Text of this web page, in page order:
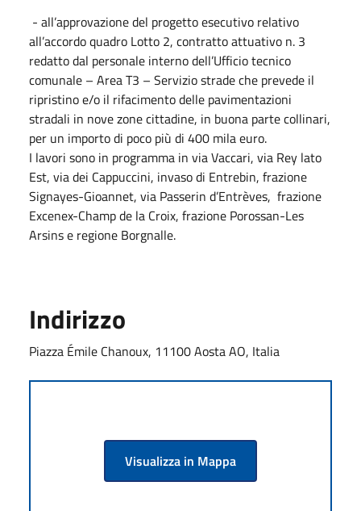
- all’approvazione del progetto esecutivo relativo
all’accordo quadro Lotto 2, contratto attuativo n. 3
redatto dal personale interno dell’Ufficio tecnico
comunale – Area T3 – Servizio strade che prevede il
ripristino e/o il rifacimento delle pavimentazioni
stradali in nove zone cittadine, in buona parte collinari,
per un importo di poco più di 400 mila euro.
I lavori sono in programma in via Vaccari, via Rey lato
Est, via dei Cappuccini, invaso di Entrebin, frazione
Signayes-Gioannet, via Passerin d’Entrèves, frazione
Excenex-Champ de la Croix, frazione Porossan-Les
Arsins e regione Borgnalle.
Indirizzo
Piazza Émile Chanoux, 11100 Aosta AO, Italia
Visualizza in Mappa